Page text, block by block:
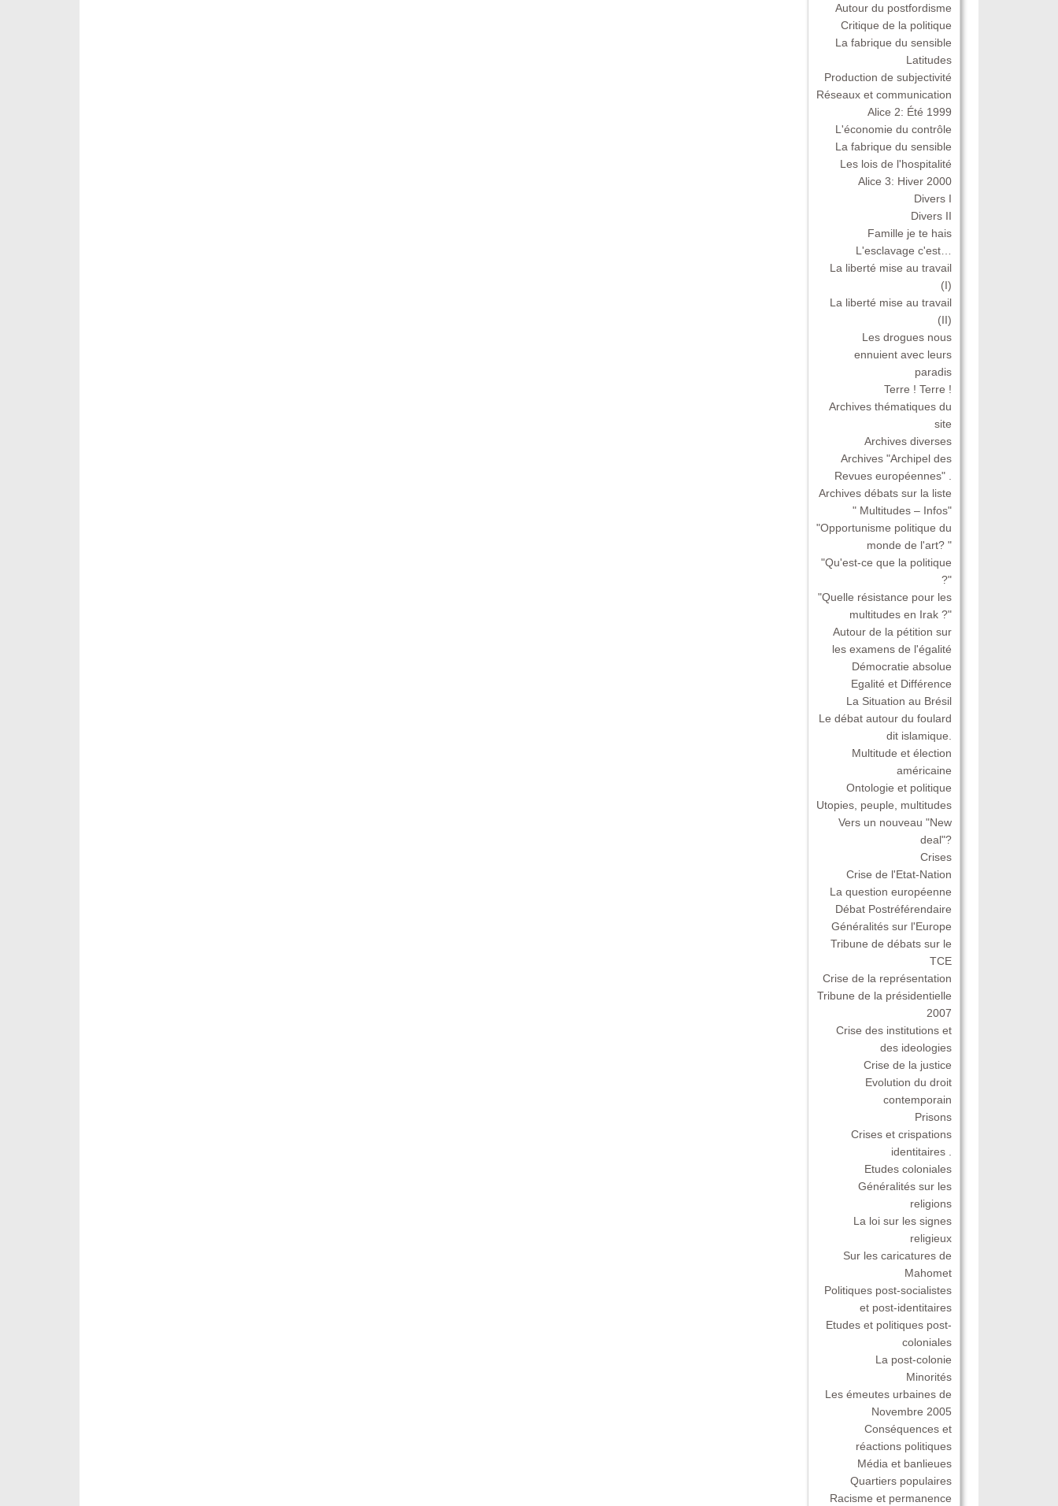
Autour du postfordisme
Critique de la politique
La fabrique du sensible
Latitudes
Production de subjectivité
Réseaux et communication
Alice 2: Été 1999
L'économie du contrôle
La fabrique du sensible
Les lois de l'hospitalité
Alice 3: Hiver 2000
Divers I
Divers II
Famille je te hais
L'esclavage c'est…
La liberté mise au travail
(I)
La liberté mise au travail
(II)
Les drogues nous
ennuient avec leurs
paradis
Terre ! Terre !
Archives thématiques du
site
Archives diverses
Archives "Archipel des
Revues européennes" .
Archives débats sur la liste
" Multitudes – Infos"
"Opportunisme politique du
monde de l'art? "
"Qu'est-ce que la politique
?"
"Quelle résistance pour les
multitudes en Irak ?"
Autour de la pétition sur
les examens de l'égalité
Démocratie absolue
Egalité et Différence
La Situation au Brésil
Le débat autour du foulard
dit islamique.
Multitude et élection
américaine
Ontologie et politique
Utopies, peuple, multitudes
Vers un nouveau "New
deal"?
Crises
Crise de l'Etat-Nation
La question européenne
Débat Postréférendaire
Généralités sur l'Europe
Tribune de débats sur le
TCE
Crise de la représentation
Tribune de la présidentielle
2007
Crise des institutions et
des ideologies
Crise de la justice
Evolution du droit
contemporain
Prisons
Crises et crispations
identitaires .
Etudes coloniales
Généralités sur les
religions
La loi sur les signes
religieux
Sur les caricatures de
Mahomet
Politiques post-socialistes
et post-identitaires
Etudes et politiques post-
coloniales
La post-colonie
Minorités
Les émeutes urbaines de
Novembre 2005
Conséquences et
réactions politiques
Média et banlieues
Quartiers populaires
Racisme et permanence